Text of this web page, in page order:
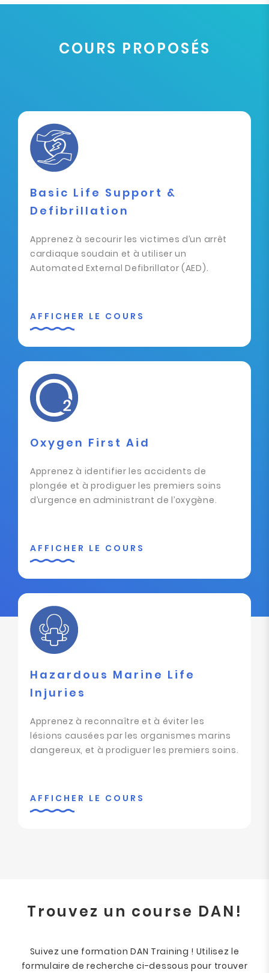
COURS PROPOSÉS
Basic Life Support &
Defibrillation
Apprenez à secourir les victimes d’un arrêt
cardiaque soudain et à utiliser un
Automated External Defibrillator (AED).
AFFICHER LE COURS
Oxygen First Aid
Apprenez à identifier les accidents de
plongée et à prodiguer les premiers soins
d’urgence en administrant de l’oxygène.
AFFICHER LE COURS
Hazardous Marine Life
Injuries
Apprenez à reconnaître et à éviter les
lésions causées par les organismes marins
dangereux, et à prodiguer les premiers soins.
AFFICHER LE COURS
Trouvez un course DAN!
Suivez une formation DAN Training ! Utilisez le
formulaire de recherche ci-dessous pour trouver